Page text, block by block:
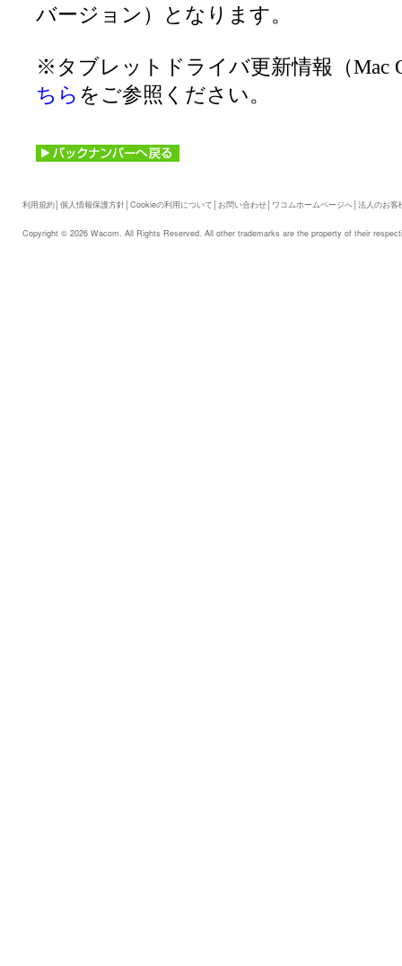
バージョン）となります。
※タブレットドライバ更新情報（Mac
ちら をご参照ください。
利用規約│ 個人情報保護方針│ Cookieの利用について │ お問い合わせ│ ワコムホームページへ│ 法人のお客
Copyright © 2026 Wacom. All Rights Reserved. All other trademarks are the property of their